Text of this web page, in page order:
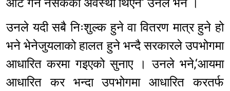
आँट गर्न नसकेको अवस्था थिएन’ उनले भने ।
उनले यदी सबै निःशुल्क हुने वा वितरण मात्र हुने हो
भने भेनेजुयलाको हालत हुने भन्दै सरकारले उपभोगमा
आधारित करमा गइएको सुनाए । उनले भने,‘आयमा
आधारित कर भन्दा उपभोगमा आधारित करतर्फ